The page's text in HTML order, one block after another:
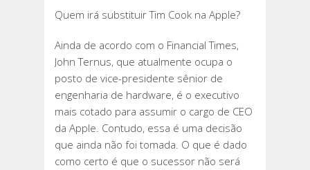
Quem irá substituir Tim Cook na Apple?
Ainda de acordo com o Financial Times,
John Ternus, que atualmente ocupa o
posto de vice-presidente sênior de
engenharia de hardware, é o executivo
mais cotado para assumir o cargo de CEO
da Apple. Contudo, essa é uma decisão
que ainda não foi tomada. O que é dado
como certo é que o sucessor não será